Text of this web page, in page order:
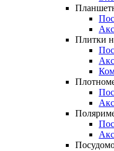
Плитки